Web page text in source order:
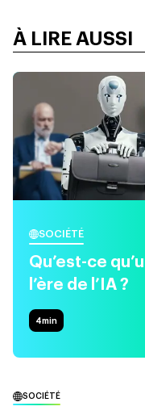
À LIRE AUSSI
SOCIÉTÉ
Qu’est-ce
l’ère de l’IA ?
4min
SOCIÉTÉ